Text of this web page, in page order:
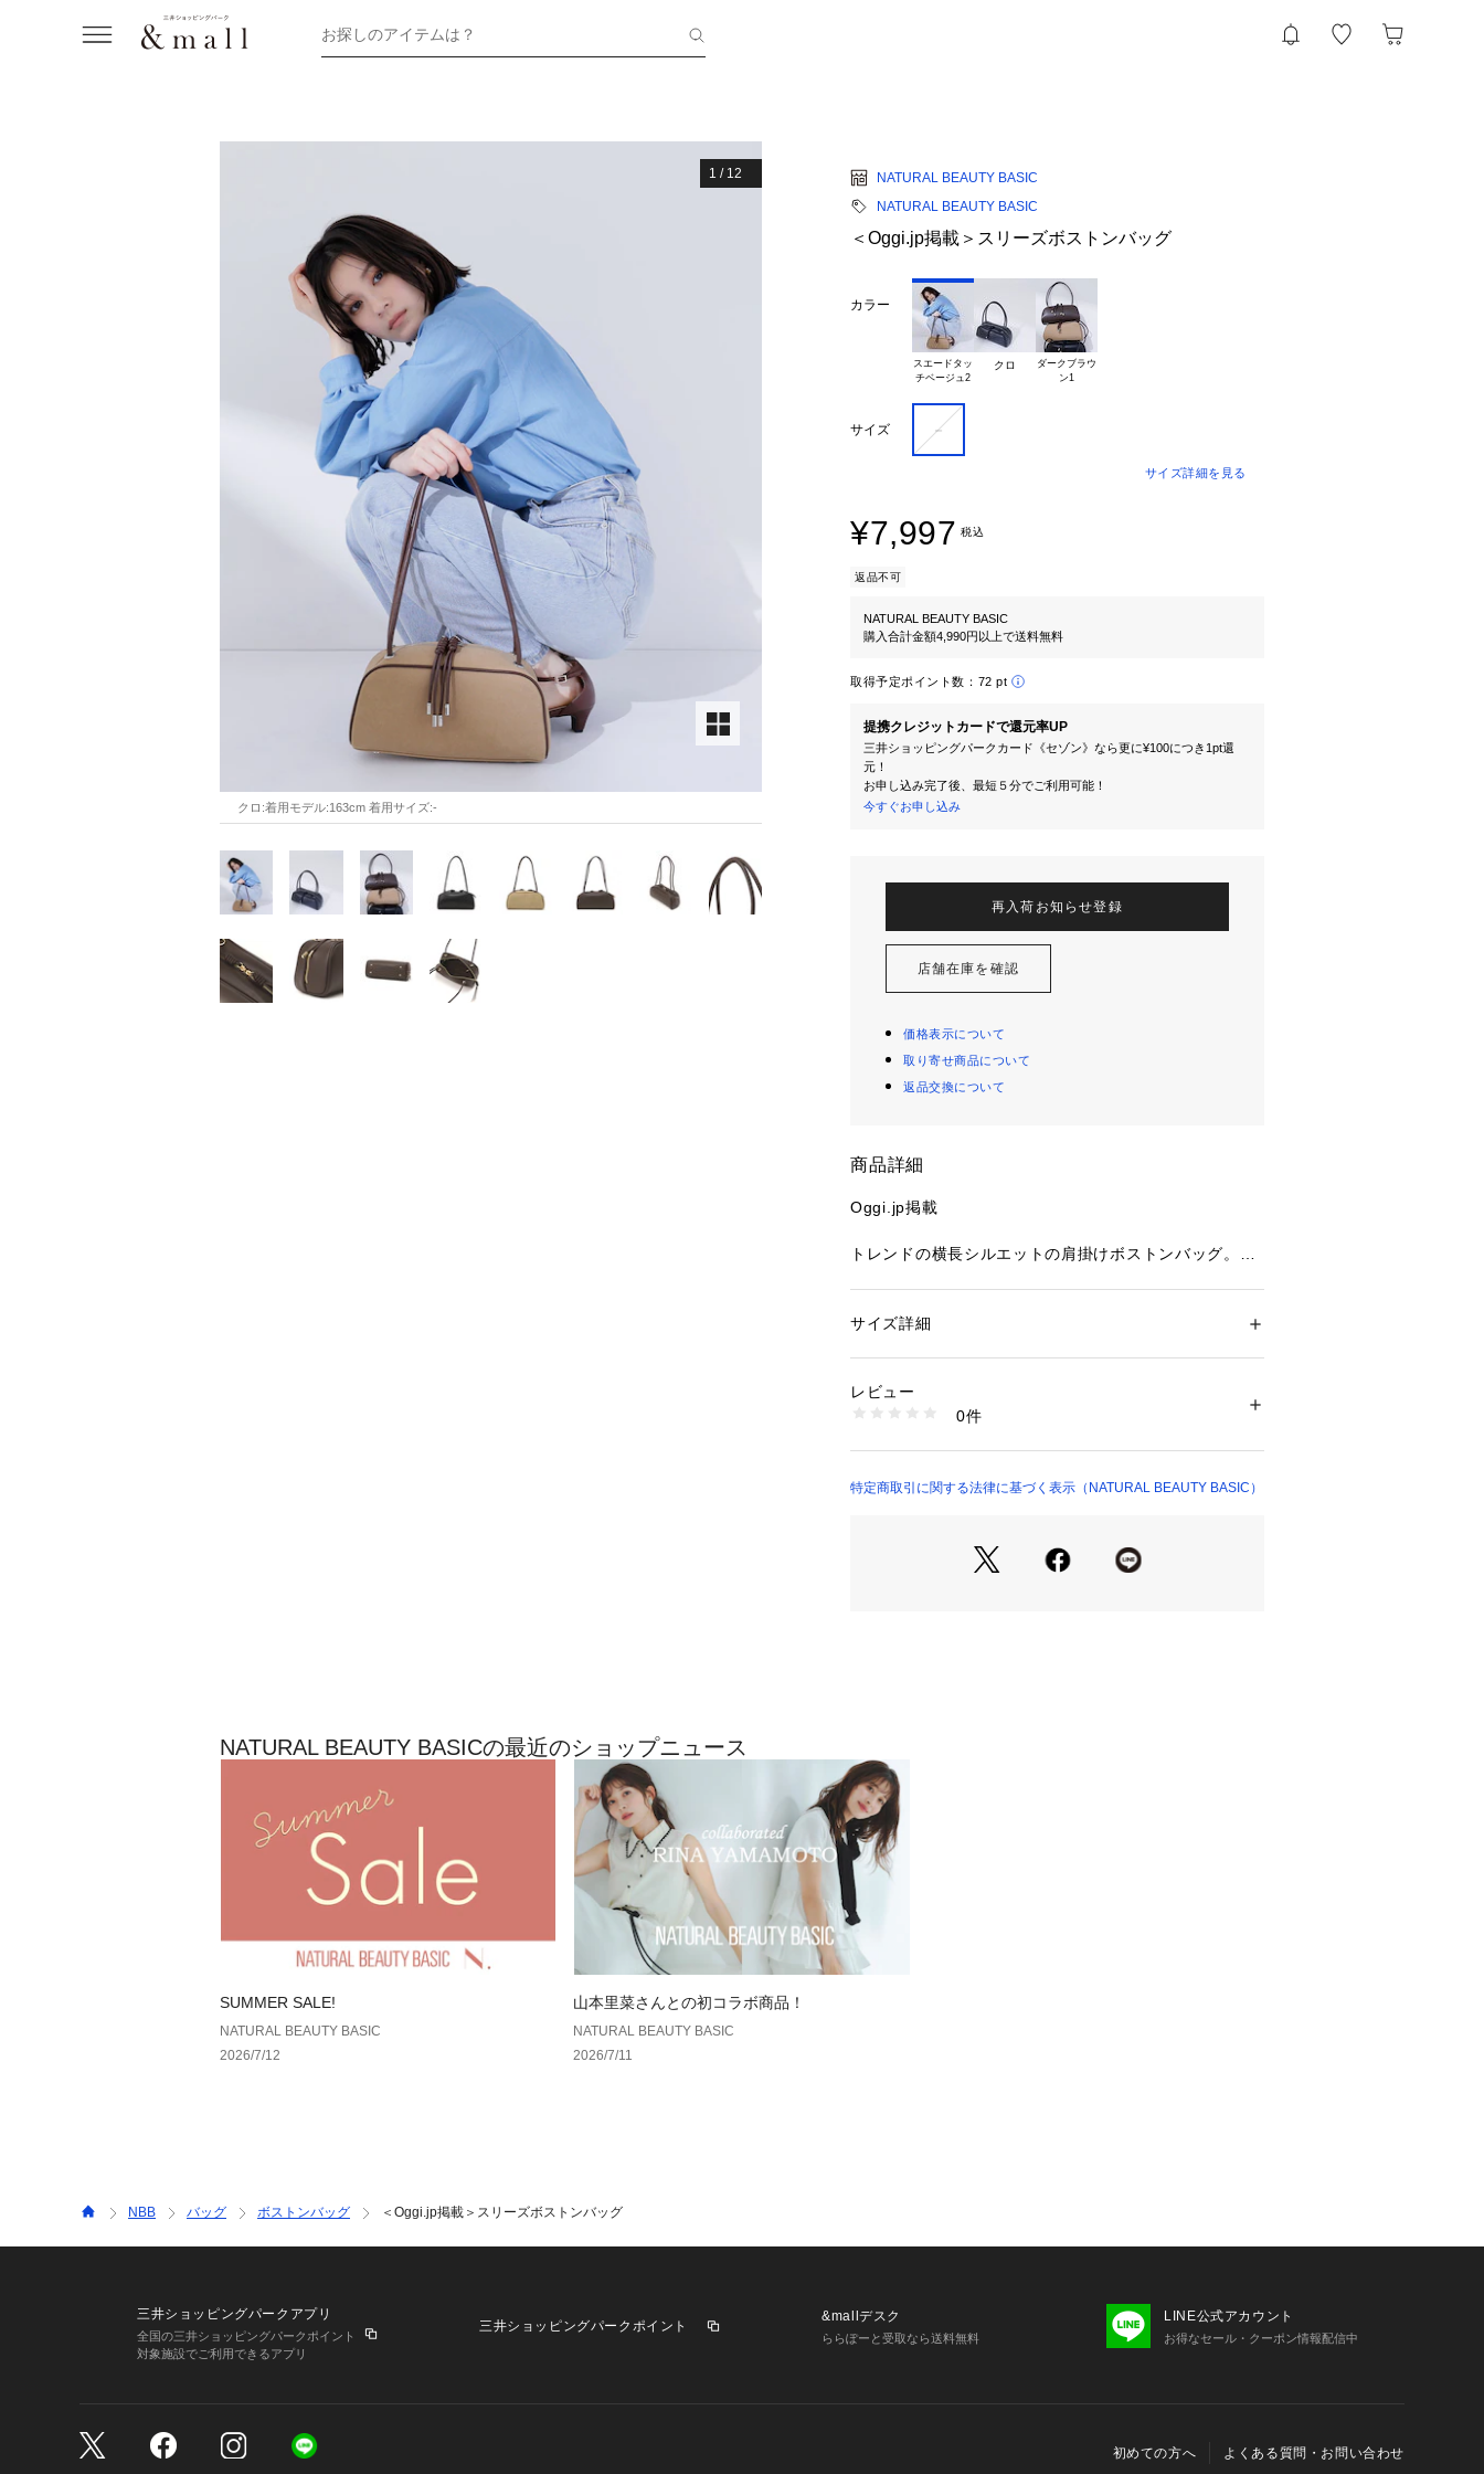
お探しのアイテムは？
1 / 12
クロ:着用モデル:163cm 着用サイズ:-
NATURAL BEAUTY BASIC
NATURAL BEAUTY BASIC
＜Oggi.jp掲載＞スリーズボストンバッグ
カラー
スエードタッ
クロ
ダークブラウ
サイズ －
サイズ詳細を見る
¥7,997 税込
返品不可
NATURAL BEAUTY BASIC
購入合計金額4,990円以上で送料無料
取得予定ポイント数： 72 pt
提携クレジットカードで還元率UP
三井ショッピングパークカード《セゾン》なら更に¥100につき1pt還
元！
お申し込み完了後、最短５分でご利用可能！
今すぐお申し込み
再入荷お知らせ登録
店舗在庫を確認
価格表示について
取り寄せ商品について
返品交換について
商品詳細
Oggi.jp掲載
トレンドの横長シルエットの肩掛けボストンバッグ。ア
ライダーなので、ファスナーをどちらからでも開閉可
フェイクレザーにキャメルのトリミングが効いたトラデ
※モデルの着用画像の場合、光の当たり具合により、実
際の色味と異なって見えることがございます。色味は、
性別：レディース
洗濯：-
※詳しい洗濯方法については、商品の品質表示タグをご覧くださ
商品番号：1530100016395 （モール）
サイズ詳細
レビュー
0件
特定商取引に関する法律に基づく表示（NATURAL BEAUTY BASIC）
NATURAL BEAUTY BASICの最近のショップニュース
SUMMER SALE!
NATURAL BEAUTY BASIC
2026/7/12
山本里菜さんとの初コラボ商品！
NATURAL BEAUTY BASIC
2026/7/11
NBB バッグ ボストンバッグ ＜Oggi.jp掲載＞スリーズボストンバッグ
三井ショッピングパークアプリ
全国の三井ショッピングパークポイント
対象施設でご利用できるアプリ
三井ショッピングパークポイント
&mallデスク
ららぽーと受取なら送料無料
LINE公式アカウント
お得なセール・クーポン情報配信中
初めての方へ よくある質問・お問い合わせ